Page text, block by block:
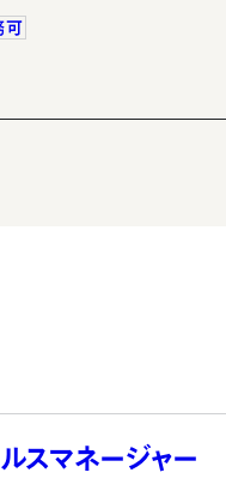
可
ルスマネージャー